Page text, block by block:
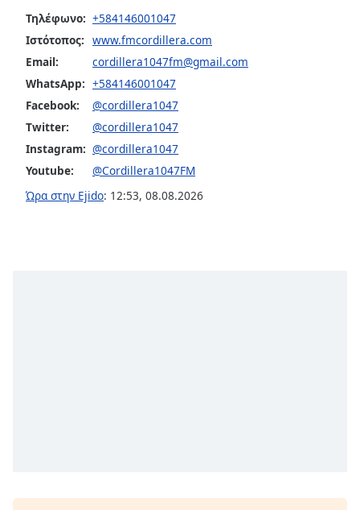
Family
Done
Close
Modal
Dialog
dialog
Τηλέφωνο: +584146001047
Ιστότοπος: www.fmcordillera.com
Email:
cordillera1047fm@gmail.com
WhatsApp: +584146001047
Facebook:
@cordillera1047
Twitter:
@cordillera1047
Instagram: @cordillera1047
Youtube:
@Cordillera1047FM
Ώρα στην Ejido: 12:53, 08.08.2026